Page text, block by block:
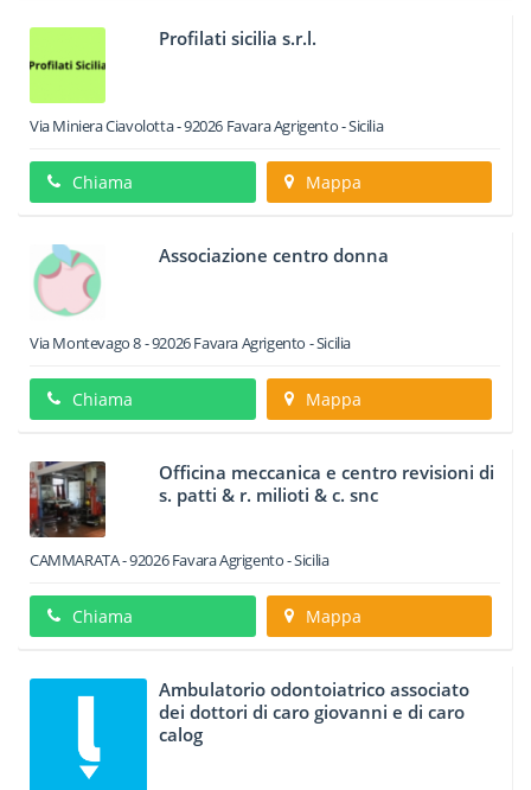
Profilati sicilia s.r.l.
Via Miniera Ciavolotta-92026 FavaraAgrigento -Sicilia
Chiama Mappa
Associazione centro donna
Via Montevago 8-92026FavaraAgrigento -Sicilia
Chiama Mappa
Officina meccanica e centro revisioni di
s. patti & r. milioti & c. snc
CAMMARATA-92026 FavaraAgrigento -Sicilia
Chiama Mappa
Ambulatorio odontoiatrico associato
dei dottori di caro giovanni e di caro
calog